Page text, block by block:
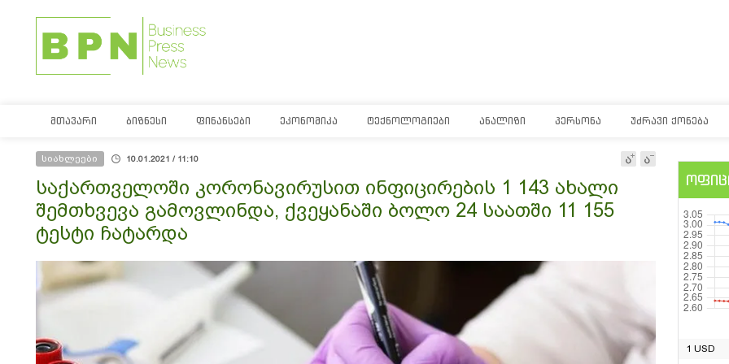
ᲛᲗᲐᲕᲐᲠᲘ ᲑᲘᲖᲜᲔᲡᲘ ᲤᲘᲜᲐᲜᲡᲔᲑᲘ ᲔᲙᲝᲜᲝᲛᲘᲙᲐ ᲢᲔᲥᲜᲝᲚᲝᲒᲘᲔᲑᲘ ᲐᲜᲐᲚᲘᲖᲘ ᲞᲔᲠᲡᲝᲜᲐ ᲣᲫᲠᲐᲕᲘ ᲥᲝᲜᲔᲑᲐ
სიახლეები 10.01.2021 / 11:10
საქართველოში კორონავირუსით ინფიცირების 1 143 ახალი
შემთხვევა გამოვლინდა, ქვეყანაში ბოლო 24 საათში 11 155
ტესტი ჩატარდა
1 USD